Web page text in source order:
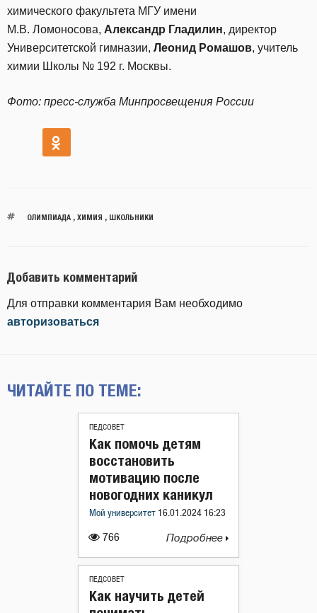
химического факультета МГУ имени
М.В. Ломоносова, Александр Гладилин, директор
Университетской гимназии, Леонид Ромашов, учитель
химии Школы № 192 г. Москвы.
Фото: пресс-служба Минпросвещения России
ОЛИМПИАДА, ХИМИЯ , ШКОЛЬНИКИ
Добавить комментарий
Для отправки комментария Вам необходимо
авторизоваться
ЧИТАЙТЕ ПО ТЕМЕ:
ПЕДСОВЕТ
766
Как помочь детям
восстановить
мотивацию после
новогодних каникул
Мой университет 16.01.2024 16:23
Подробнее
ПЕДСОВЕТ
Как научить детей